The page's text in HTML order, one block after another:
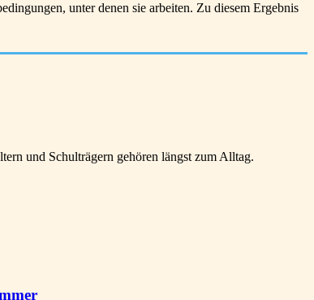
unter denen sie arbeiten. Zu diesem Ergebnis
und Schulträgern gehören längst zum Alltag.